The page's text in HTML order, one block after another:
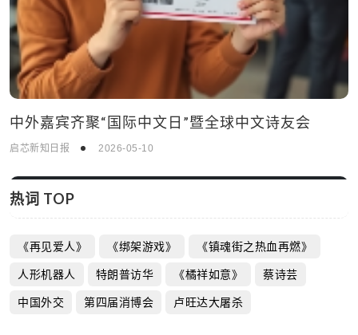
热词 TOP
《再见爱人》 《绑架游戏》 《镇魂街之热血再燃》
人形机器人 特朗普访华 《橘祥如意》 蔡诗芸
中国外交 第四届消博会 卢旺达大屠杀